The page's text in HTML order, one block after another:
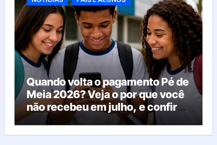
Quando volta o pagamento Pé de
Meia 2026? Veja o por que você
não recebeu em julho, e confira
o calendário oficial